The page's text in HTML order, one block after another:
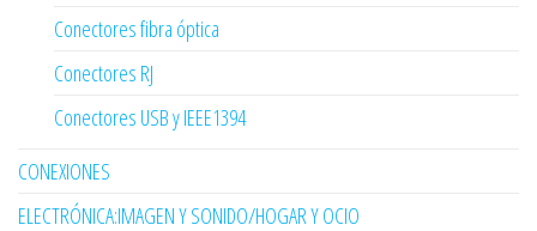
Conectores fibra óptica
Conectores RJ
Conectores USB y IEEE1394
CONEXIONES
ELECTRÓNICA:IMAGEN Y SONIDO/HOGAR Y OCIO